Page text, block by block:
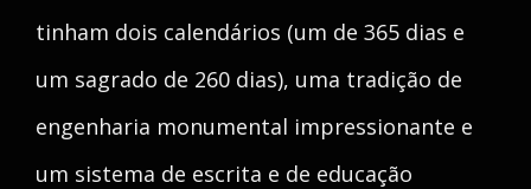
tinham dois calendários (um de 365 dias e
um sagrado de 260 dias), uma tradição de
engenharia monumental impressionante e
um sistema de escrita e de educação